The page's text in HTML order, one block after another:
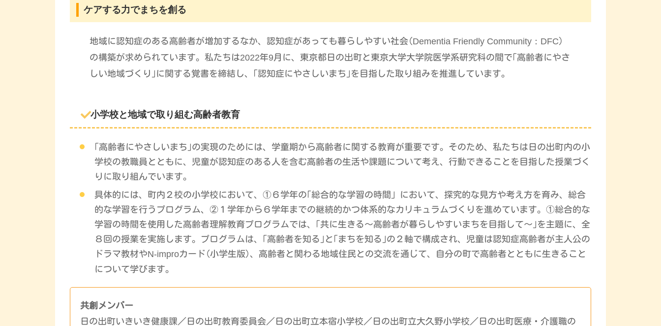
ケアする力でまちを創る
地域に認知症のある高齢者が増加するなか、認知症があっても暮らしやすい社会(Dementia Friendly Community：DFC)
の構築が求められています。私たちは2022年9 月に、東京都日の出町と東京大学大学院医学系研究科の間で｢高齢者にやさ
しい地域づくり｣に関する覚書を締結し、｢認知症にやさしいまち｣を目指した取り組みを推進しています。
小学校と地域で取り組む高齢者教育
｢高齢者にやさしいまち｣の実現のためには、学童期から高齢者に関する教育が重要です。そのため、私たちは日の出町内の小
学校の教職員とともに、児童が認知症のある人を含む高齢者の生活や課題について考え、行動できることを目指した授業づく
りに取り組んでいます。
具体的には、町内２校の小学校において、①６学年の｢総合的な学習の時間」において、探究的な見方や考え方を育み、総合
的な学習を行うプログラム、②１学年から６学年までの継続的かつ体系的なカリキュラムづくりを進めています。①総合的な
学習の時間を使用した高齢者理解教育プログラムでは、｢共に生きる〜高齢者が暮らしやすいまちを目指して〜｣を主題に、全
８回の授業を実施します。プログラムは、｢高齢者を知る｣と｢まちを知る｣の２軸で構成され、児童は認知症高齢者が主人公の
ドラマ教材やN-improカード(小学生版)、高齢者と関わる地域住民との交流を通じて、自分の町で高齢者とともに生きること
について学びます。
共創メンバー
日の出町いきいき健康課／日の出町教育委員会／日の出町立本宿小学校／日の出町立大久野小学校／日の出町医療・介護職の